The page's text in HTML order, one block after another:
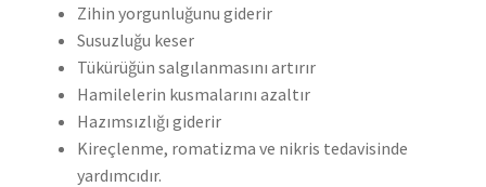
Zihin yorgunluğunu giderir
Susuzluğu keser
Tükürüğün salgılanmasını artırır
Hamilelerin kusmalarını azaltır
Hazımsızlığı giderir
Kireçlenme, romatizma ve nikris tedavisinde
yardımcıdır.